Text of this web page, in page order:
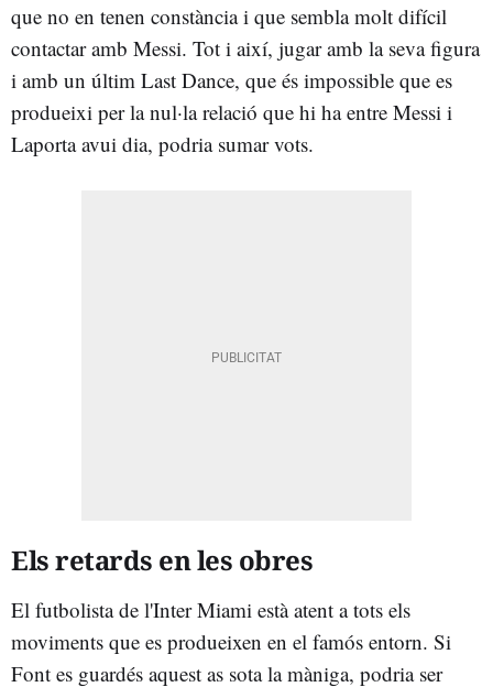
que no en tenen constància i que sembla molt difícil
contactar amb Messi. Tot i així, jugar amb la seva figura
i amb un últim Last Dance, que és impossible que es
produeixi per la nul·la relació que hi ha entre Messi i
Laporta avui dia, podria sumar vots.
Els retards en les obres
El futbolista de l'Inter Miami està atent a tots els
moviments que es produeixen en el famós entorn. Si
Font es guardés aquest as sota la màniga, podria ser